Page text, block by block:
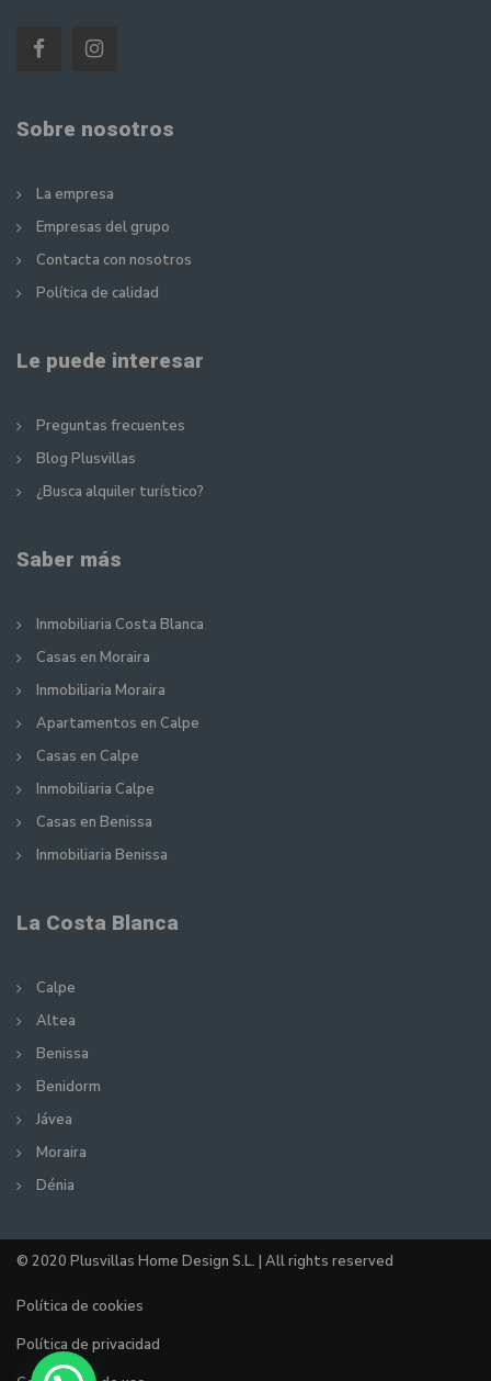
Sobre nosotros
La empresa
Empresas del grupo
Contacta con nosotros
Política de calidad
Le puede interesar
Preguntas frecuentes
Blog Plusvillas
¿Busca alquiler turístico?
Saber más
Inmobiliaria Costa Blanca
Casas en Moraira
Inmobiliaria Moraira
Apartamentos en Calpe
Casas en Calpe
Inmobiliaria Calpe
Casas en Benissa
Inmobiliaria Benissa
La Costa Blanca
Calpe
Altea
Benissa
Benidorm
Jávea
Moraira
Dénia
© 2020 Plusvillas Home Design S.L. | All rights reserved
Política de cookies
Política de privacidad